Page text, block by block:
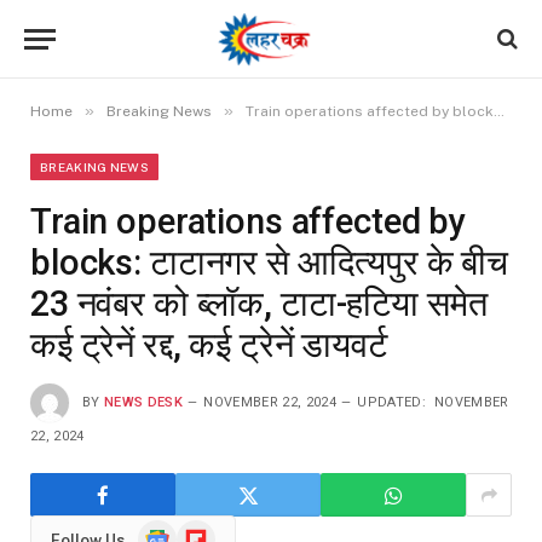
Home » Breaking News » Train operations affected by blocks: टाटानगर से आदित्यपुर के बीच 23 नवंबर को ब्लॉक, टाटा-हटिया समेत कई ट्रेनें रद्द, कई ट्रेनें डायवर्ट
BREAKING NEWS
Train operations affected by
blocks: टाटानगर से आदित्यपुर के बीच
23 नवंबर को ब्लॉक, टाटा-हटिया समेत
कई ट्रेनें रद्द, कई ट्रेनें डायवर्ट
BY NEWS DESK NOVEMBER 22, 2024 UPDATED: NOVEMBER
22, 2024
GoogleFlipboard